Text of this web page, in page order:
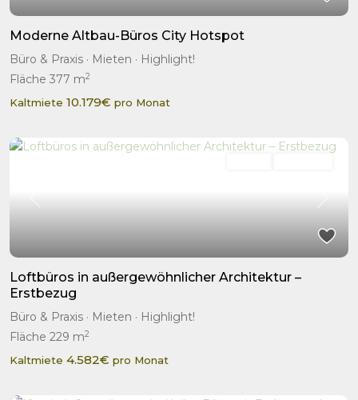
Moderne Altbau-Büros City Hotspot
Büro & Praxis · Mieten · Highlight!
Fläche 377 m2
Kaltmiete 10.179€ pro Monat
Previous Next
Loftbüros in außergewöhnlicher Architektur –
Erstbezug
Büro & Praxis · Mieten · Highlight!
Fläche 229 m2
Kaltmiete 4.582€ pro Monat